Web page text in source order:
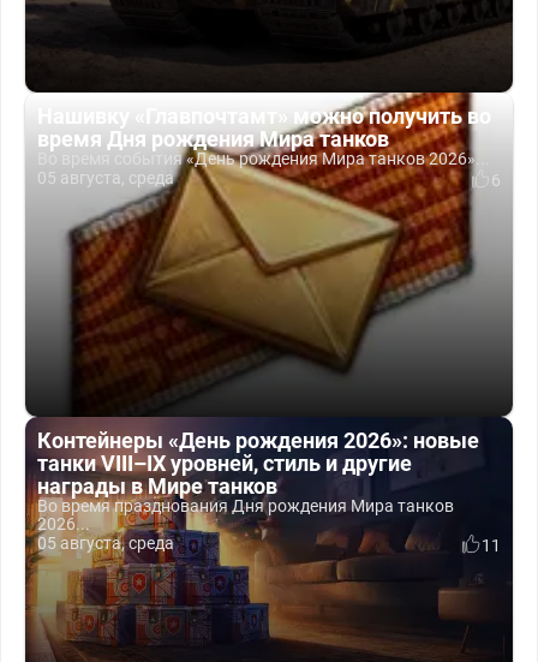
Нашивку «Главпочтамт» можно получить во
время Дня рождения Мира танков
Во время события «День рождения Мира танков 2026»...
05 августа, среда
6
Контейнеры «День рождения 2026»: новые
танки VIII–IX уровней, стиль и другие
награды в Мире танков
Во время празднования Дня рождения Мира танков
2026...
05 августа, среда
11